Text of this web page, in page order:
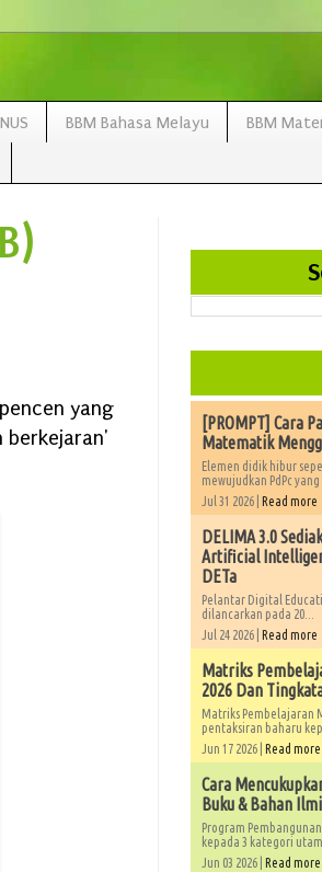
BBM Bahasa Melayu BBM
yang
berkejaran'
[PROMPT] Cara
Matematik
Elemen didik hibur
mewujudkan PdPc
Jul 31 2026 | Read more
DELIMA 3.0
Artificial
DETa
Pelantar Digital
dilancarkan pada 20...
Jul 24 2026 | Read more
Matriks
2026 Dan
Matriks Pembelajaran
pentaksiran baharu
Jun 17 2026 | Read more
Cara
Buku & Bahan
Program
kepada 3 kategori
Jun 03 2026 | Read more